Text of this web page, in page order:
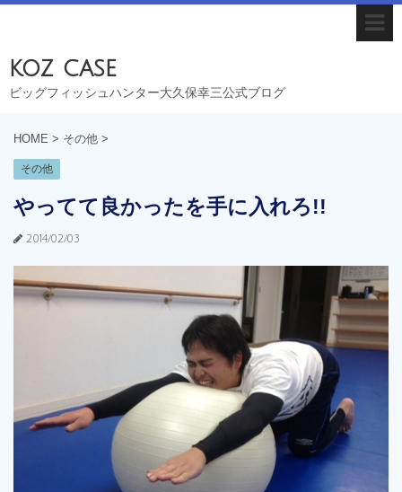
koz case
ビッグフィッシュハンター大久保幸三公式ブログ
HOME > その他 >
その他
やってて良かったを手に入れろ!!
2014/02/03